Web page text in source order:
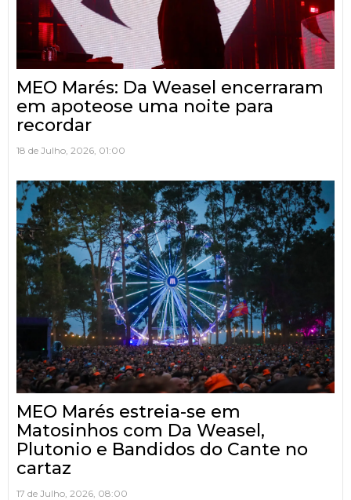
MEO Marés: Da Weasel encerraram
em apoteose uma noite para
recordar
18 de Julho, 2026, 01:00
MEO Marés estreia-se em
Matosinhos com Da Weasel,
Plutonio e Bandidos do Cante no
cartaz
17 de Julho, 2026, 08:00